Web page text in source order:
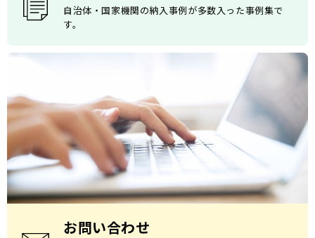
自治体・国家機関の納入事例が多数入った事例集で
す。
お問い合わせ